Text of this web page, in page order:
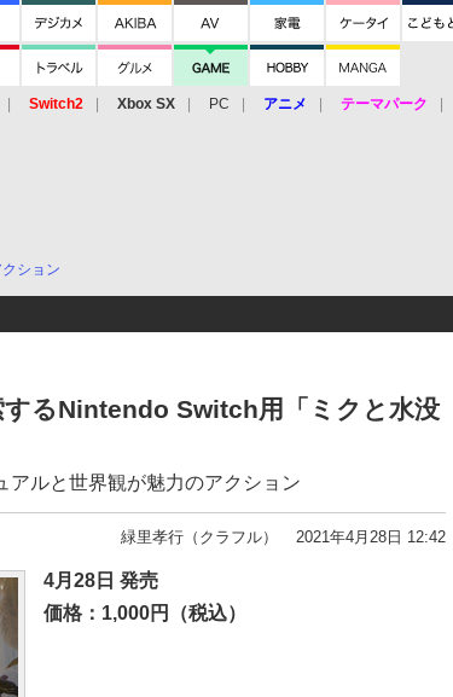
Switch2 Xbox SX PC アニメ テーマパーク
ション
るNintendo Switch用「ミクと水没
アルと世界観が魅力のアクション
緑里孝行（クラフル） 2021年4月28日 12:42
4月28日 発売
価格：1,000円（税込）